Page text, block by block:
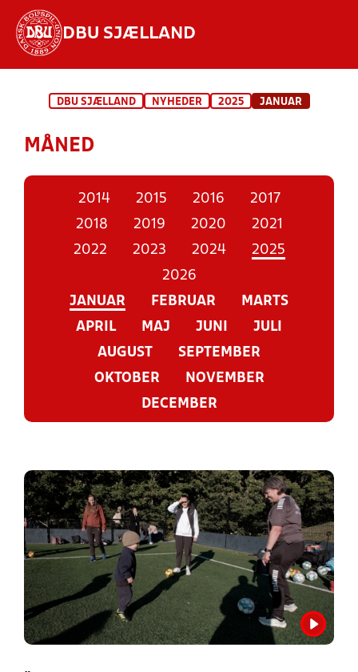
DBU SJÆLLAND
STILLINGER, RESULTATER, KLUBBER OG
DBU SJÆLLAND NYHEDER 2025 JANUAR
MÅNED
2014 2015 2016
2017
2018
2019 2020
2021
2022
2023 2024
2025
2026
JANUAR
FEBRUAR
MARTS
APRIL
MAJ JUNI
JULI
AUGUST
SEPTEMBER
OKTOBER
NOVEMBER
DECEMBER